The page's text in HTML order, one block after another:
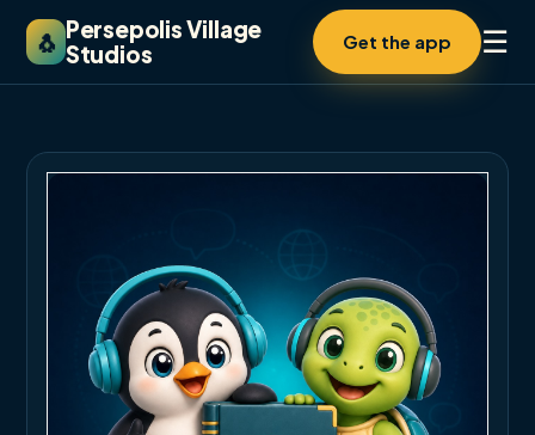
🐧 Persepolis Village
Studios
Get the app ☰